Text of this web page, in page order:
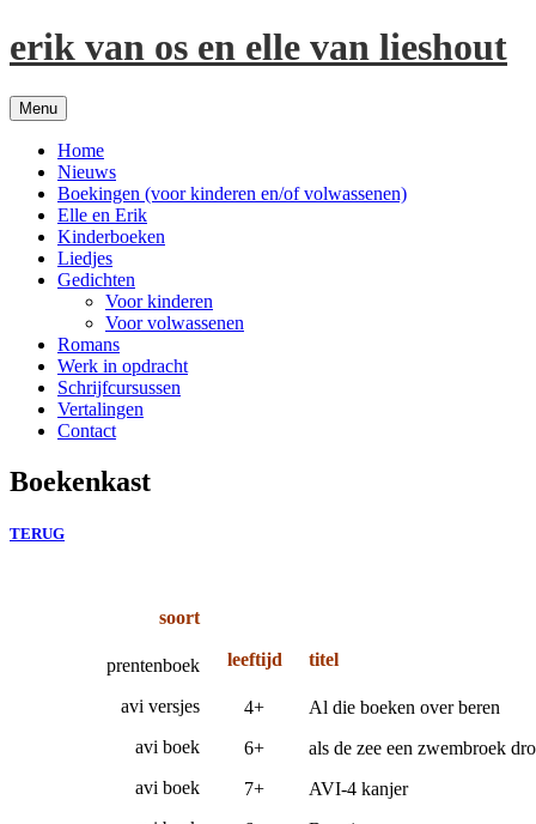
Spring
naar
erik van os en elle van lieshout
Menu
Home
Nieuws
Boekingen (voor kinderen en/of volwassenen)
Elle en Erik
Kinderboeken
Liedjes
Gedichten
Voor kinderen
Voor volwassenen
Romans
Werk in opdracht
Schrijfcursussen
Vertalingen
Contact
Boekenkast
TERUG
soort
prentenboek
avi versjes
avi boek
avi boek
leeftijd
4+
6+
7+
titel
Al die boeken over beren
als de zee een zwembroek
AVI-4 kanjer